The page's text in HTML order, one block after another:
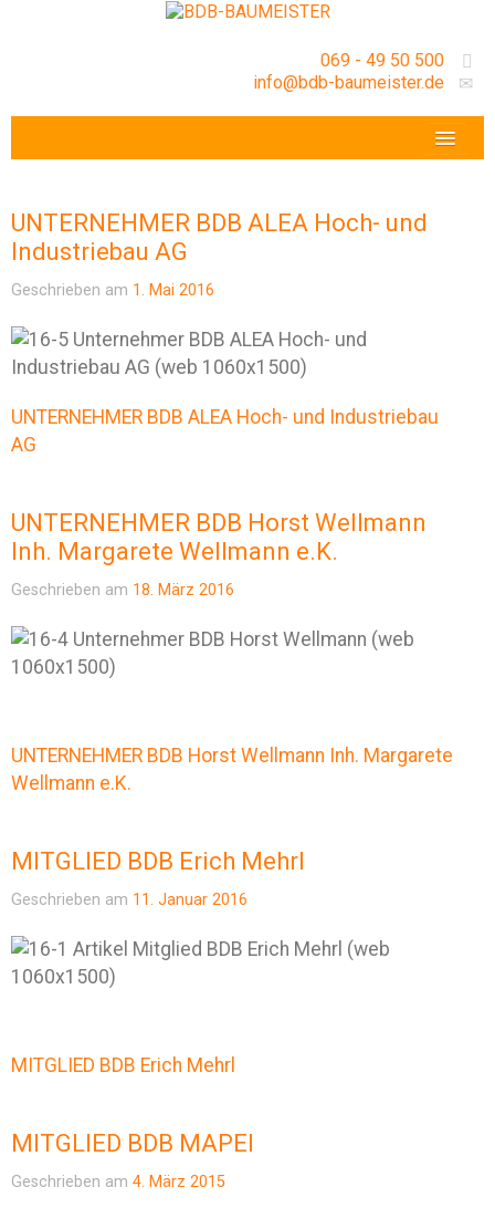
069 - 49 50 500
info@bdb-baumeister.de
GESCHÄFTSSTELLE
UNTERNEHMER BDB ALEA Hoch- und
Industriebau AG
Geschrieben am 1. Mai 2016
UNTERNEHMER BDB ALEA Hoch- und Industriebau
AG
UNTERNEHMER BDB Horst Wellmann
Inh. Margarete Wellmann e.K.
Geschrieben am 18. März 2016
UNTERNEHMER BDB Horst Wellmann Inh. Margarete
Wellmann e.K.
MITGLIED BDB Erich Mehrl
Geschrieben am 11. Januar 2016
MITGLIED BDB Erich Mehrl
MITGLIED BDB MAPEI
Geschrieben am 4. März 2015